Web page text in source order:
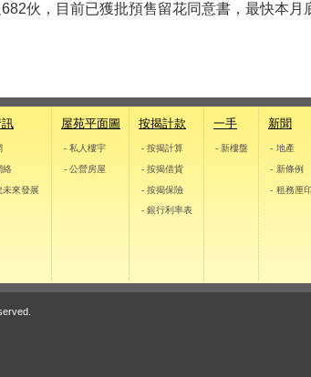
伙，目前已獲批預售留花同意書，最快本月
絡
未來發展
屋苑平面圖
- 私人樓宇
- 公營房屋
按揭計款
- 按揭計算
- 按揭借貨
- 按揭保險
- 銀行利率表
一手
- 新樓盤
新聞
- 地產
- 新條例
- 租務厘印